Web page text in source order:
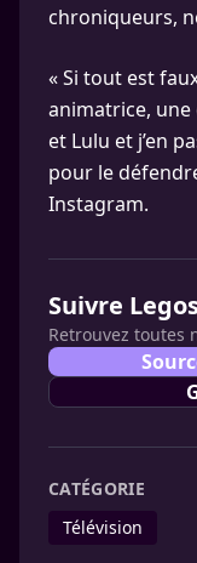
chroniqueurs,
« Si tout est
animatrice, une
et Lulu et j’en
pour le
Instagram.
Suivre
Retrouvez toutes
CATÉGORIE
Télévision